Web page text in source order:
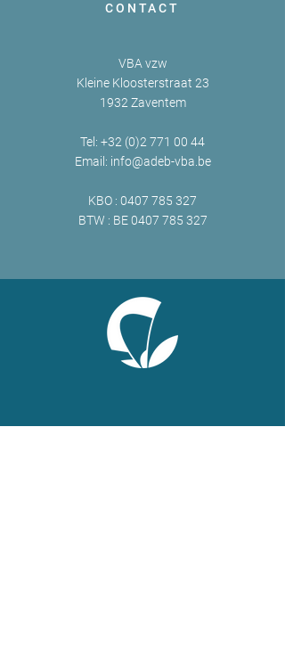
CONTACT
VBA vzw
Kleine Kloosterstraat 23
1932 Zaventem
Tel: +32 (0)2 771 00 44
Email: info@adeb-vba.be
KBO : 0407 785 327
BTW : BE0407 785 327